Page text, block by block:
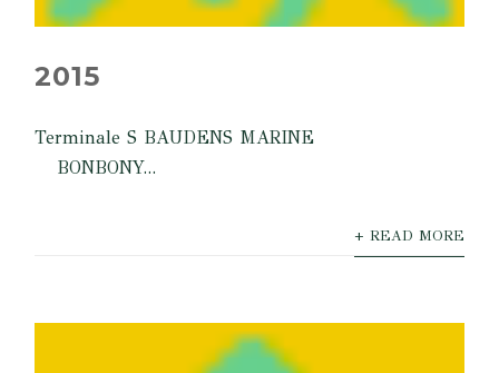
2015
Terminale S BAUDENS MARINE
BONBONY...
+ READ MORE